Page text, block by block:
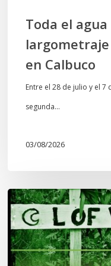
Toda el
en Calbuco
Entre el 28 de julio y el
segunda…
03/08/2026
Lof
Winkül
Küsra
convoca